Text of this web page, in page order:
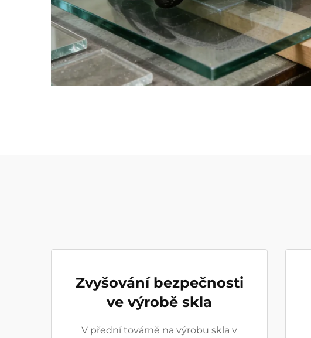
Zvyšování bezpečnosti
ve výrobě skla
V přední továrně na výrobu skla v